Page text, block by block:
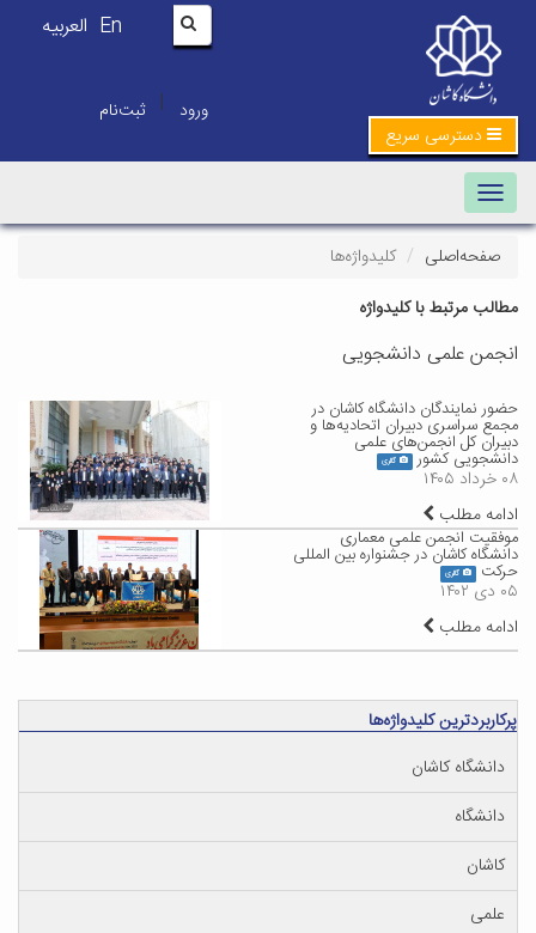
En العربیه
ورود | ثبت‌نام
دسترسی سریع
Toggle navigation
صفحه‌اصلی
کلیدواژه‌ها
مطالب مرتبط با کلیدواژه
انجمن علمی دانشجویی
حضور نمایندگان دانشگاه کاشان در
مجمع سراسری دبیران اتحادیه‌ها و
دبیران کل انجمن‌های علمی
دانشجویی کشور گالری
۰۸ خرداد ۱۴۰۵
ادامه مطلب
موفقیت انجمن علمی معماری
دانشگاه کاشان در جشنواره بین المللی
حرکت گالری
۰۵ دی ۱۴۰۲
ادامه مطلب
پرکاربردترین کلیدواژه‌ها
دانشگاه کاشان
دانشگاه
کاشان
علمی